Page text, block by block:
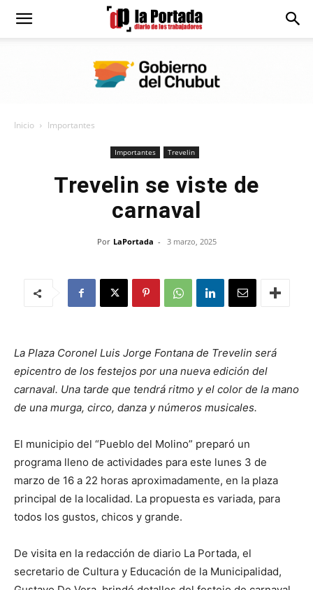
Diario
Inicio Importantes
Importantes Trevelin
Trevelin se viste de
carnaval
Por LaPortada - 3 marzo, 2025
La Plaza Coronel Luis Jorge Fontana de Trevelin será
epicentro de los festejos por una nueva edición del
carnaval. Una tarde que tendrá ritmo y el color de la mano
de una murga, circo, danza y números musicales.
El municipio del “Pueblo del Molino” preparó un
programa lleno de actividades para este lunes 3 de
marzo de 16 a 22 horas aproximadamente, en la plaza
principal de la localidad. La propuesta es variada, para
todos los gustos, chicos y grande.
De visita en la redacción de diario La Portada, el
secretario de Cultura y Educación de la Municipalidad,